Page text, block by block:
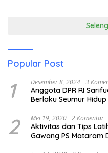
Popular Post
1 Desember 8, 2024 3
Anggota DPR RI
Berlaku Seumur Hidup
2 Mei 19, 2020 2 Komentar
Aktivitas dan Tips
Gawang PS Mataram